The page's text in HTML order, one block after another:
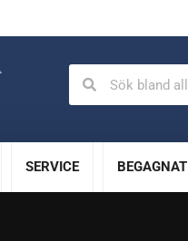
SERVICE BEGAGNAT